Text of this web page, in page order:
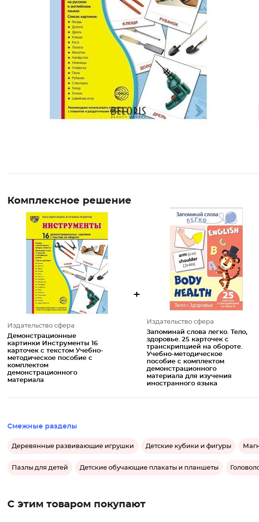
Комплексное решение
Издательство сфера
Демонстрационные
картинки Инструменты 16
карточек с текстом Учебно-
методическое пособие с
комплектом
демонстрационного
материала
+
Издательство сфера
Запоминай слова легко. Тело,
здоровье. 25 карточек с
транскрипцией на обороте.
Учебно-методическое
пособие с комплектом
демонстрационного
материала для изучения
иностранного языка
Смежные разделы
Деревянные развивающие игрушки Детские кубики и фигуры
Пазлы для детей Детские обучающие плакаты и планшеты
С этим товаром покупают